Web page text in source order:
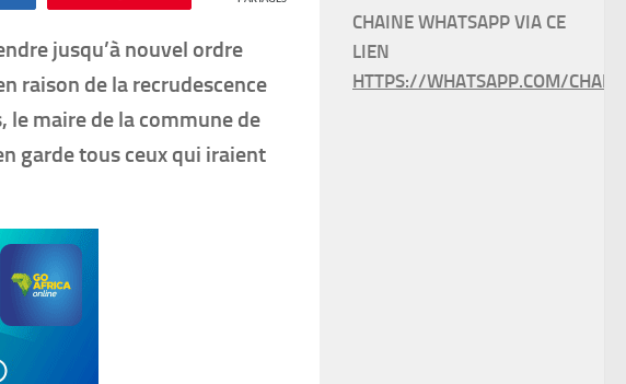
jusqu’à nouvel ordre
raison de la recrudescence
le maire de la commune de
garde tous ceux qui iraient
CHAINE WHATSAPP VIA CE
LIEN
HTTPS://WHATSAPP.COM/